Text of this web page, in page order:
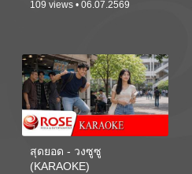
109 views • 06.07.2569
สุดยอด - วงซูซู
(KARAOKE)